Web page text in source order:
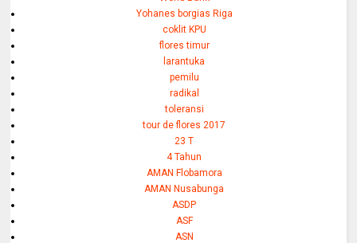
Yohanes borgias Riga
coklit KPU
flores timur
larantuka
pemilu
radikal
toleransi
tour de flores 2017
23 T
4 Tahun
AMAN Flobamora
AMAN Nusabunga
ASDP
ASF
ASN